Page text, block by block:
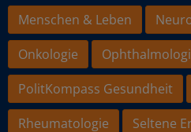
Menschen & Leben
Onkologie
PolitKompass Gesundheit
Rheumatologie
Seltene